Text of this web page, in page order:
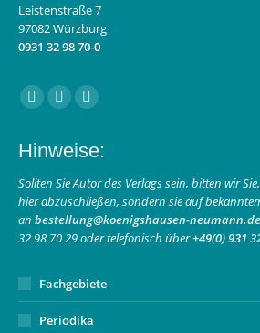
Leistenstraße 7
97082 Würzburg
0931 32 98 70-0
Finden Sie uns auf:
Facebook
opens
in
new
window
Instagram
opens
in
new
window
E-
page
opens
in
new
window
Hinweise:
Sollten Sie Autor des Verlags sein, bitten wir
hier abzuschließen, sondern sie auf
an bestellung@koenigshausen-neumann.de
32 98 70 29 oder telefonisch über+49(0) 931
Fachgebiete
Periodika